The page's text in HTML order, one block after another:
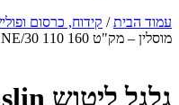
עמוד הבית/ קידוח, כרסום
מוסלין – מק"ט 160 110 NE/30